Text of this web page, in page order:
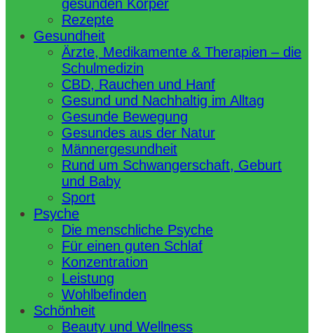
gesunden Körper
Rezepte
Gesundheit
Ärzte, Medikamente & Therapien – die
Schulmedizin
CBD, Rauchen und Hanf
Gesund und Nachhaltig im Alltag
Gesunde Bewegung
Gesundes aus der Natur
Männergesundheit
Rund um Schwangerschaft, Geburt
und Baby
Sport
Psyche
Die menschliche Psyche
Für einen guten Schlaf
Konzentration
Leistung
Wohlbefinden
Schönheit
Beauty und Wellness